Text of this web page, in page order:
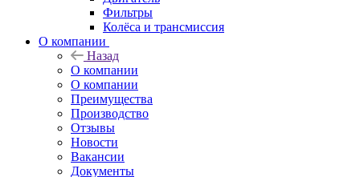
Фильтры
Колёса и трансмиссия
О компании
Назад
О компании
О компании
Преимущества
Производство
Отзывы
Новости
Вакансии
Документы